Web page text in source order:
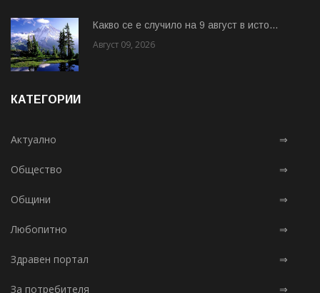
Какво се е случило на 9 август в исто...
Август 09, 2026
КАТЕГОРИИ
Актуално ⇒
Общество ⇒
Общини ⇒
Любопитно ⇒
Здравен портал ⇒
За потребителя ⇒